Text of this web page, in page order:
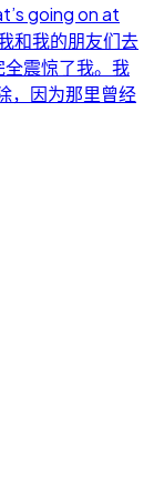
going on at
和我的朋友们去
震惊了我。我
，因为那里曾经